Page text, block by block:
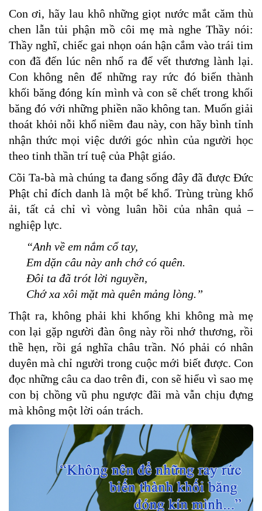
Con ơi, hãy lau khô những giọt nước mắt căm thù
chen lẫn tủi phận mồ côi mẹ mà nghe Thầy nói:
Thầy nghĩ, chiếc gai nhọn oán hận cắm vào trái tim
con đã đến lúc nên nhổ ra để vết thương lành lại.
Con không nên để những ray rức đó biến thành
khối băng đóng kín mình và con sẽ chết trong khối
băng đó với những phiền não không tan. Muốn giải
thoát khỏi nỗi khổ niềm đau này, con hãy bình tỉnh
nhận thức mọi việc dưới góc nhìn của người học
theo tinh thần trí tuệ của Phật giáo.
Cõi Ta-bà mà chúng ta đang sống đây đã được Đức
Phật chỉ đích danh là một bể khổ. Trùng trùng khổ
ải, tất cả chỉ vì vòng luân hồi của nhân quả –
nghiệp lực.
“Anh về em nắm cổ tay,
Em dặn câu này anh chớ có quên.
Đôi ta đã trót lời nguyền,
Chớ xa xôi mặt mà quên mảng lòng.”
Thật ra, không phải khi khổng khi không mà mẹ
con lại gặp người đàn ông này rồi nhớ thương, rồi
thề hẹn, rồi gá nghĩa châu trần. Nó phải có nhân
duyên mà chỉ người trong cuộc mới biết được. Con
đọc những câu ca dao trên đi, con sẽ hiểu vì sao mẹ
con bị chồng vũ phu ngược đãi mà vẫn chịu đựng
mà không một lời oán trách.